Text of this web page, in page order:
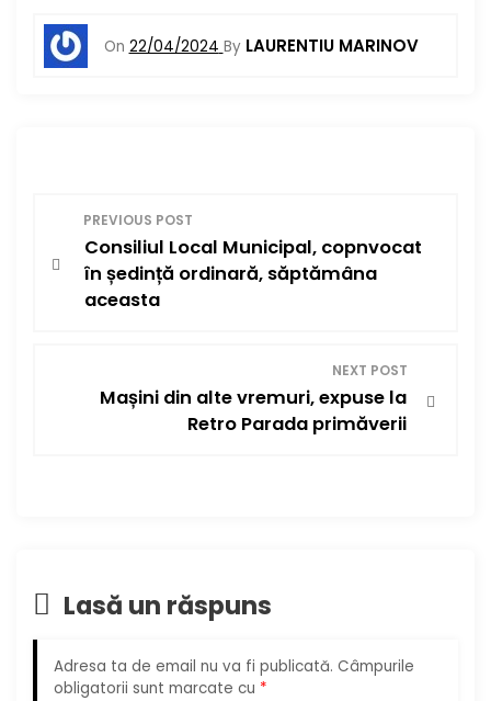
On 22/04/2024 By LAURENTIU MARINOV
a
î
n
PREVIOUS POST
Consiliul Local Municipal, copnvocat
în ședință ordinară, săptămâna
aceasta
NEXT POST
Mașini din alte vremuri, expuse la
Retro Parada primăverii
Lasă un răspuns
Adresa ta de email nu va fi publicată. Câmpurile
obligatorii sunt marcate cu *